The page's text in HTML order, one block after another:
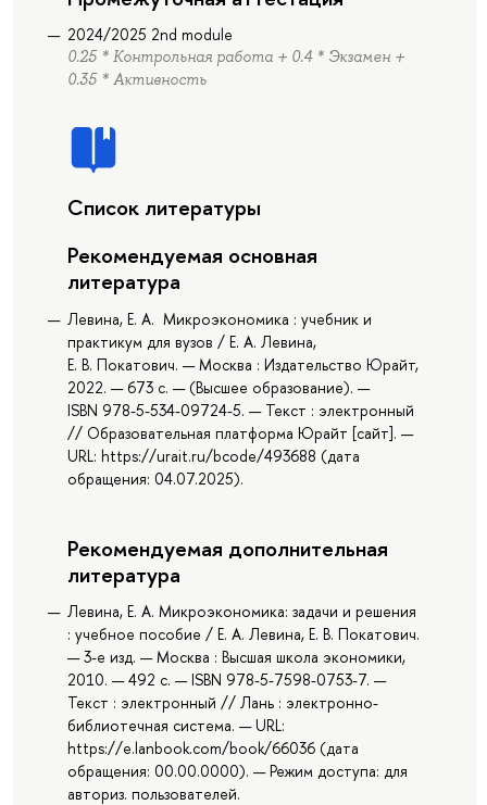
2024/2025 2nd module
0.25 * Контрольная работа + 0.4 * Экзамен +
0.35 * Активность
Список литературы
Рекомендуемая основная
литература
Левина, Е. А. Микроэкономика : учебник и
практикум для вузов / Е. А. Левина,
Е. В. Покатович. — Москва : Издательство Юрайт,
2022. — 673 с. — (Высшее образование). —
ISBN 978-5-534-09724-5. — Текст : электронный
// Образовательная платформа Юрайт [сайт]. —
URL: https://urait.ru/bcode/493688 (дата
обращения: 04.07.2025).
Рекомендуемая дополнительная
литература
Левина, Е. А. Микроэкономика: задачи и решения
: учебное пособие / Е. А. Левина, Е. В. Покатович.
— 3-е изд. — Москва : Высшая школа экономики,
2010. — 492 с. — ISBN 978-5-7598-0753-7. —
Текст : электронный // Лань : электронно-
библиотечная система. — URL:
https://e.lanbook.com/book/66036 (дата
обращения: 00.00.0000). — Режим доступа: для
авториз. пользователей.